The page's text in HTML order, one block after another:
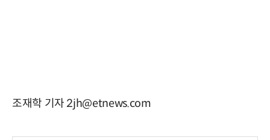
조재학 기자 2jh@etnews.com